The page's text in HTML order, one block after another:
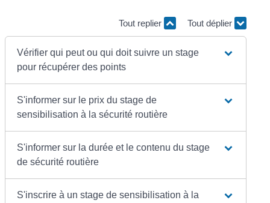
Tout replier Tout déplier
Vérifier qui peut ou qui doit suivre un stage
pour récupérer des points
S'informer sur le prix du stage de
sensibilisation à la sécurité routière
S'informer sur la durée et le contenu du stage
de sécurité routière
S'inscrire à un stage de sensibilisation à la